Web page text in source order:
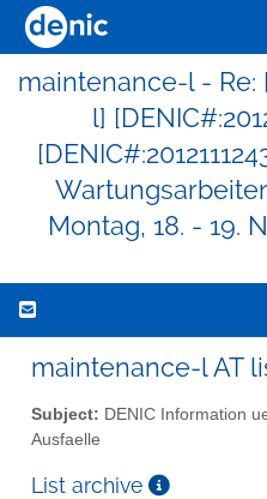
maintenance-l - Re:
l]
Montag, 18. - 19.
maintenance-l AT
Subject: DENIC Information
Ausfaelle
List archive